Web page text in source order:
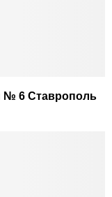
№ 6 Ставрополь